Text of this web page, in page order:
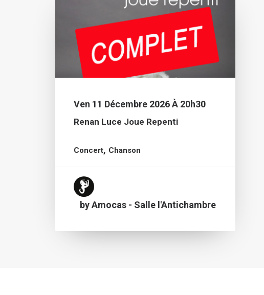
Ven 11 Décembre 2026 À 20h30
Renan Luce Joue Repenti
Concert, Chanson
by Amocas - Salle l'Antichambre